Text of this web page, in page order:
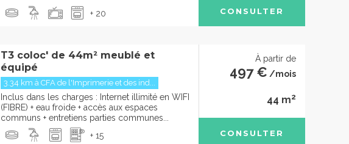
+ 20 CONSULTER
T3 coloc' de 44m² meublé et
équipé
3.34 km à CFA de l'Imprimerie et des ind...
Inclus dans les charges : Internet illimité en WIFI
(FIBRE) + eau froide + accès aux espaces
communs + entretiens parties communes...
+ 15
À partir de
497 € /mois
44 m2
CONSULTER